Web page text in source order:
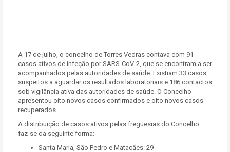
A 17 de julho, o concelho de Torres Vedras contava com 91
casos ativos de infeção por SARS-CoV-2, que se encontram a ser
acompanhados pelas autoridades de saúde. Existiam 33 casos
suspeitos a aguardar os resultados laboratoriais e 186 contactos
sob vigilância ativa das autoridades de saúde. O Concelho
apresentou oito novos casos confirmados e oito novos casos
recuperados.
A distribuição de casos ativos pelas freguesias do Concelho
faz-se da seguinte forma:
Santa Maria, São Pedro e Matacães: 29